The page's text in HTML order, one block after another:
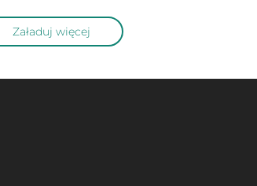
Załaduj więcej